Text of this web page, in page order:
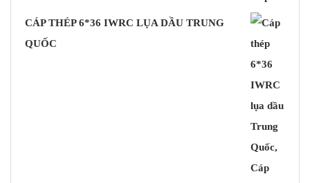
CÁP THÉP 6*36 IWRC LỤA DẦU TRUNG
QUỐC